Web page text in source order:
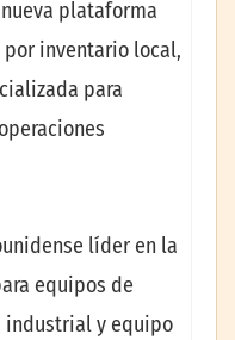
plataforma
inventario local,
para
líder en la
equipos de
industrial y equipo